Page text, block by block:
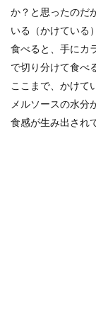
か？と思ったのだ
いる（かけている
食べると、手にカ
で切り分けて食べ
ここまで、かけて
メルソースの水分
食感が生み出され